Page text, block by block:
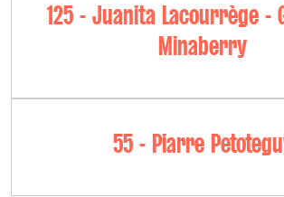
125 - Juanita Lacourrège -
Minaberry
55 - Piarre